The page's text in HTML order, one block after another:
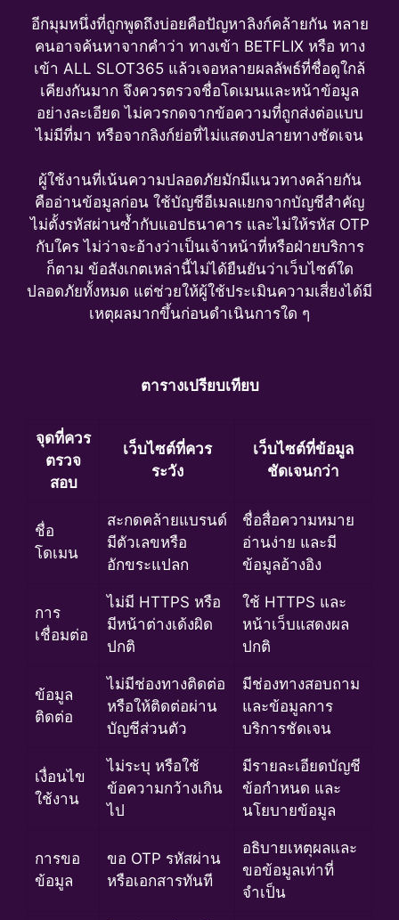
อีกมุมหนึ่งที่ถูกพูดถึงบ่อยคือปัญหาลิงก์คล้ายกัน หลาย
คนอาจค้นหาจากคำว่า ทางเข้า BETFLIX หรือ ทาง
เข้า ALL SLOT365 แล้วเจอหลายผลลัพธ์ที่ชื่อดูใกล้
เคียงกันมาก จึงควรตรวจชื่อโดเมนและหน้าข้อมูล
อย่างละเอียด ไม่ควรกดจากข้อความที่ถูกส่งต่อแบบ
ไม่มีที่มา หรือจากลิงก์ย่อที่ไม่แสดงปลายทางชัดเจน
ผู้ใช้งานที่เน้นความปลอดภัยมักมีแนวทางคล้ายกัน
คืออ่านข้อมูลก่อน ใช้บัญชีอีเมลแยกจากบัญชีสำคัญ
ไม่ตั้งรหัสผ่านซ้ำกับแอปธนาคาร และไม่ให้รหัส OTP
กับใคร ไม่ว่าจะอ้างว่าเป็นเจ้าหน้าที่หรือฝ่ายบริการ
ก็ตาม ข้อสังเกตเหล่านี้ไม่ได้ยืนยันว่าเว็บไซต์ใด
ปลอดภัยทั้งหมด แต่ช่วยให้ผู้ใช้ประเมินความเสี่ยงได้มี
เหตุผลมากขึ้นก่อนดำเนินการใด ๆ
ตารางเปรียบเทียบ
จุดที่ควร
ตรวจ
สอบ
เว็บไซต์ที่ควร
ระวัง
เว็บไซต์ที่ข้อมูล
ชัดเจนกว่า
ชื่อ
โดเมน
สะกดคล้ายแบรนด์
มีตัวเลขหรือ
อักขระแปลก
ชื่อสื่อความหมาย
อ่านง่าย และมี
ข้อมูลอ้างอิง
การ
เชื่อมต่อ
ไม่มี HTTPS หรือ
มีหน้าต่างเด้งผิด
ปกติ
ใช้ HTTPS และ
หน้าเว็บแสดงผล
ปกติ
ข้อมูล
ติดต่อ
ไม่มีช่องทางติดต่อ
หรือให้ติดต่อผ่าน
บัญชีส่วนตัว
มีช่องทางสอบถาม
และข้อมูลการ
บริการชัดเจน
เงื่อนไข
ใช้งาน
ไม่ระบุ หรือใช้
ข้อความกว้างเกิน
ไป
มีรายละเอียดบัญชี
ข้อกำหนด และ
นโยบายข้อมูล
การขอ
ข้อมูล
ขอ OTP รหัสผ่าน
หรือเอกสารทันที
อธิบายเหตุผลและ
ขอข้อมูลเท่าที่
จำเป็น